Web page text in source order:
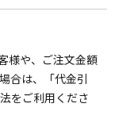
様や、ご注文金額
合は、「代金引
をご利用くださ